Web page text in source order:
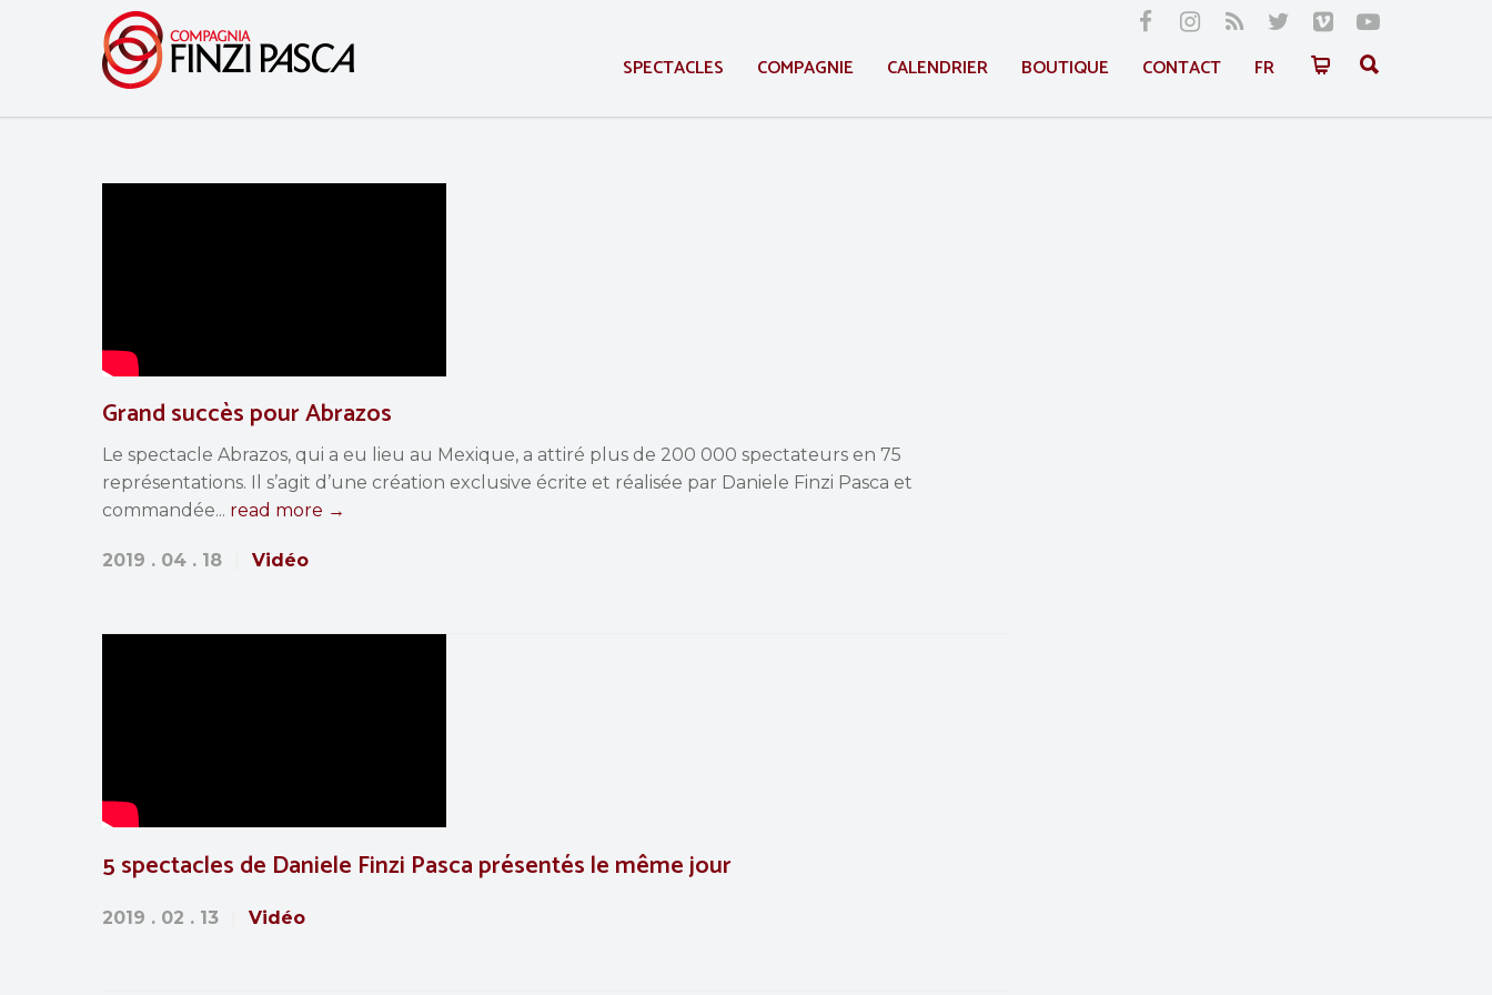
SPECTACLES COMPAGNIE CALENDRIER BOUTIQUE CONTACT FR
Grand succès pour Abrazos
Le spectacle Abrazos, qui a eu lieu au Mexique, a attiré plus de 200 000 spectateurs en 75
représentations. Il s’agit d’une création exclusive écrite et réalisée par Daniele Finzi Pasca et
commandée... read more →
2019 . 04 . 18 Vidéo
5 spectacles de Daniele Finzi Pasca présentés le même jour
2019 . 02 . 13 Vidéo